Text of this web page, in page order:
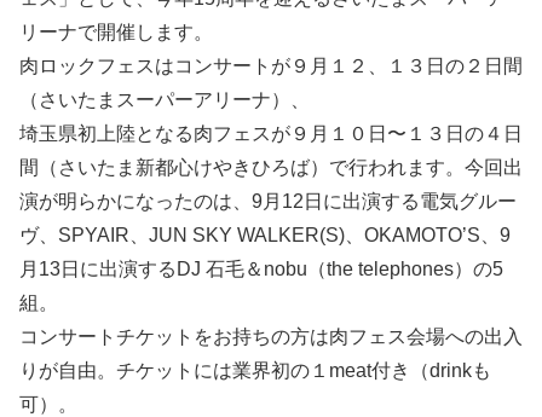
リーナで開催します。
肉ロックフェスはコンサートが９月１２、１３日の２日間
（さいたまスーパーアリーナ）、
埼玉県初上陸となる肉フェスが９月１０日〜１３日の４日
間（さいたま新都心けやきひろば）で行われます。今回出
演が明らかになったのは、9月12日に出演する電気グルー
ヴ、SPYAIR、JUN SKY WALKER(S)、OKAMOTO’S、9
月13日に出演するDJ 石毛＆nobu（the telephones）の5
組。
コンサートチケットをお持ちの方は肉フェス会場への出入
りが自由。チケットには業界初の１meat付き（drinkも
可）。